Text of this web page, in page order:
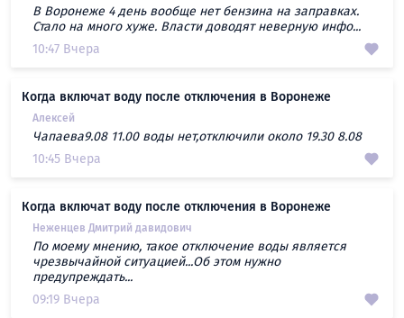
В Воронеже 4 день вообще нет бензина на заправках.
Стало на много хуже. Власти доводят неверную инфо...
10:47 Вчера
Когда включат воду после отключения в Воронеже
Алексей
Чапаева9.08 11.00 воды нет,отключили около 19.30 8.08
10:45 Вчера
Когда включат воду после отключения в Воронеже
Неженцев Дмитрий давидович
По моему мнению, такое отключение воды является
чрезвычайной ситуацией...Об этом нужно
предупреждать...
09:19 Вчера